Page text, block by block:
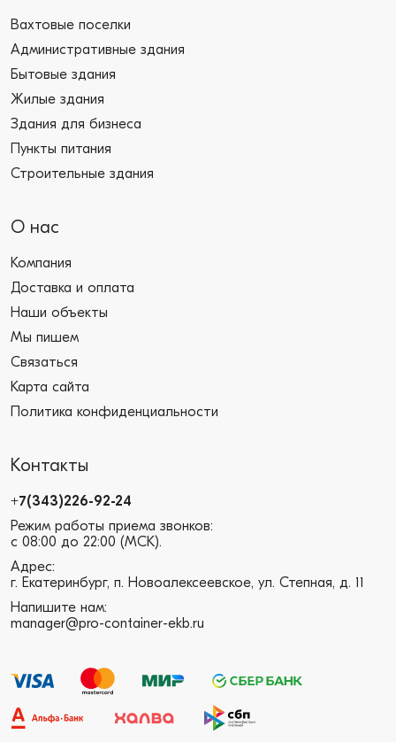
Вахтовые поселки
Административные здания
Бытовые здания
Жилые здания
Здания для бизнеса
Пункты питания
Строительные здания
О нас
Компания
Доставка и оплата
Наши объекты
Мы пишем
Связаться
Карта сайта
Политика конфиденциальности
Контакты
+7(343)226-92-24
Режим работы приема звонков:
с 08:00 до 22:00 (МСК).
Адрес:
г. Екатеринбург, п. Новоалексеевское, ул. Степная, д. 11
Напишите нам:
manager@pro-container-ekb.ru